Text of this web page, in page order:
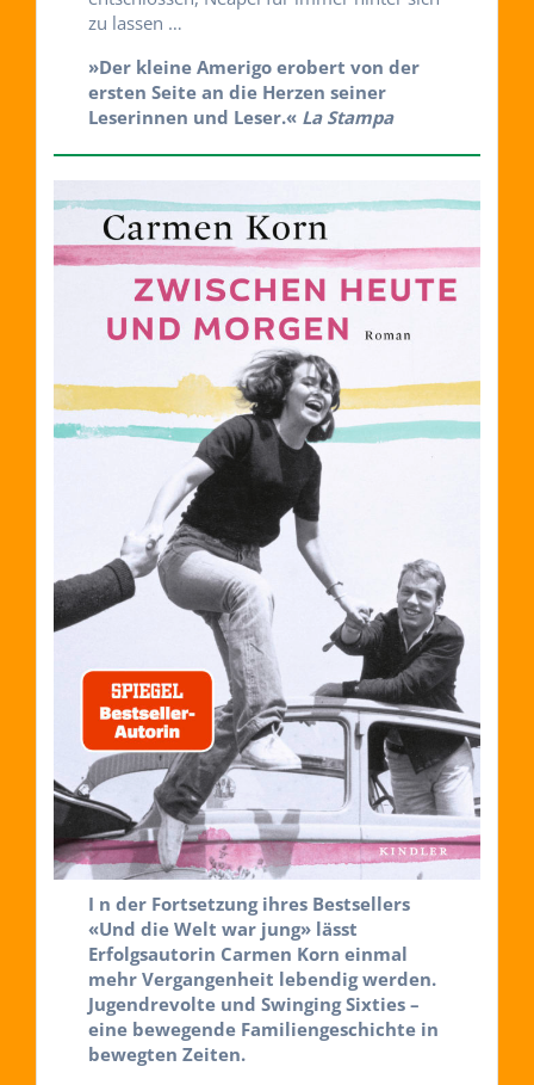
zu lassen …
»Der kleine Amerigo erobert von der
ersten Seite an die Herzen seiner
Leserinnen und Leser.« La Stampa
I n der Fortsetzung ihres Bestsellers
«Und die Welt war jung» lässt
Erfolgsautorin Carmen Korn einmal
mehr Vergangenheit lebendig werden.
Jugendrevolte und Swinging Sixties –
eine bewegende Familiengeschichte in
bewegten Zeiten.